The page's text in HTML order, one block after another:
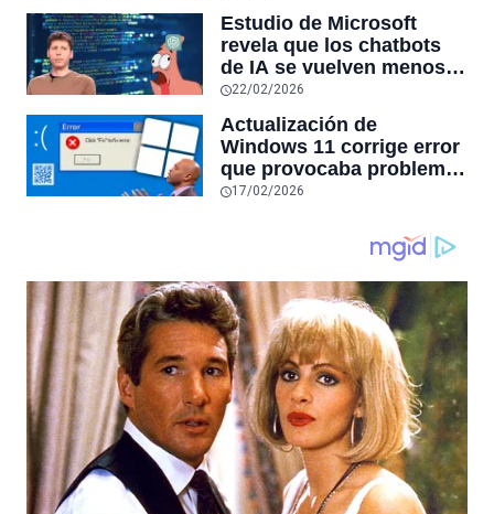
las aplicaciones con
sensores únicos o
conexiones especiales a
hardware
Estudio de Microsoft
revela que los chatbots
de IA se vuelven menos
confiables mientras más
tiempo hablas con ellos:
la falta de confiabilidad
sube un 112%
22/02/2026
Actualización de
Windows 11 corrige error
que provocaba problemas
al jugar en PC: los
producían desde 2023
17/02/2026